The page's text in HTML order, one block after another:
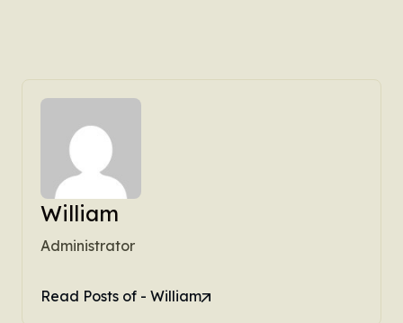
William
Administrator
Read Posts of - William